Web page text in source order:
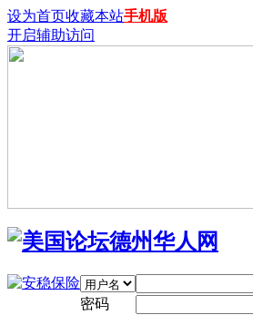
设为首页收藏本站手机版
开启辅助访问
密码